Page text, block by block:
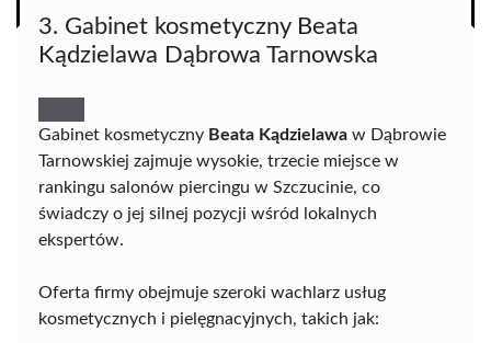
3. Gabinet kosmetyczny Beata
Kądzielawa Dąbrowa Tarnowska
Gabinet kosmetyczny Beata Kądzielawa w Dąbrowie
Tarnowskiej zajmuje wysokie, trzecie miejsce w
rankingu salonów piercingu w Szczucinie, co
świadczy o jej silnej pozycji wśród lokalnych
ekspertów.
Oferta firmy obejmuje szeroki wachlarz usług
kosmetycznych i pielęgnacyjnych, takich jak: